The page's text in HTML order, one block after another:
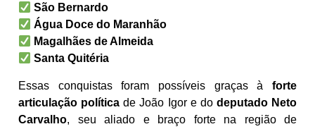
São Bernardo
Água Doce do Maranhão
Magalhães de Almeida
Santa Quitéria
Essas conquistas foram possíveis graças à forte
articulação política de João Igor e do deputado Neto
Carvalho, seu aliado e braço forte na região de